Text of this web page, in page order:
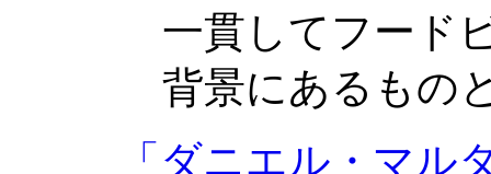
一貫してフード
背景にあるもの
「ダニエル・マル